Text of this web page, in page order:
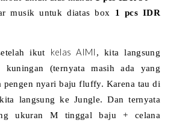
musik untuk diatas box 1 pcs IDR
ikut kelas AIMI , kita langsung
(ternyata masih ada yang
pengen nyari baju fluffy. Karena tau di
langsung ke Jungle. Dan ternyata
ukuran M tinggal baju + celana